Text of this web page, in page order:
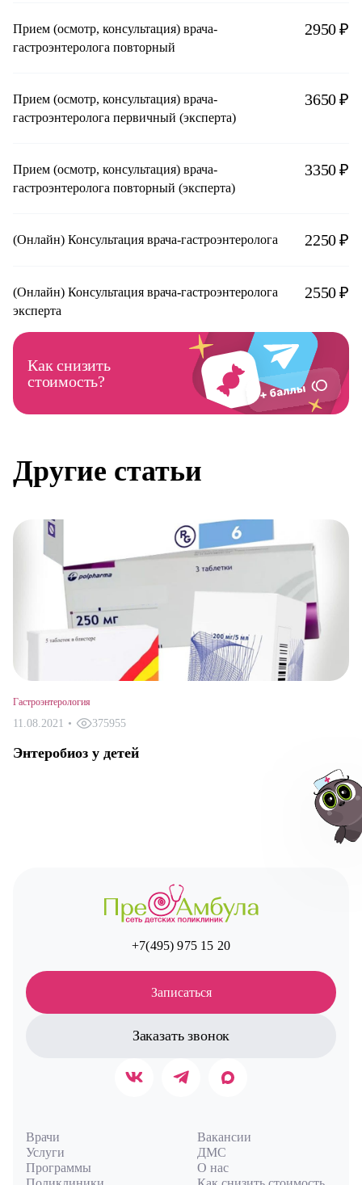
Прием (осмотр, консультация) врача-
гастроэнтеролога повторный
2950 ₽
Прием (осмотр, консультация) врача-
гастроэнтеролога первичный (эксперта)
3650 ₽
Прием (осмотр, консультация) врача-
гастроэнтеролога повторный (эксперта)
3350 ₽
(Онлайн) Консультация врача-гастроэнтеролога 2250 ₽
(Онлайн) Консультация врача-гастроэнтеролога
эксперта
2550 ₽
Как снизить
стоимость?
Другие статьи
Гастроэнтерология
11.08.2021 • 375955
Энтеробиоз у детей
+7(495) 975 15 20
Записаться
Заказать звонок
Врачи
Услуги
Программы
Вакансии
ДМС
О нас